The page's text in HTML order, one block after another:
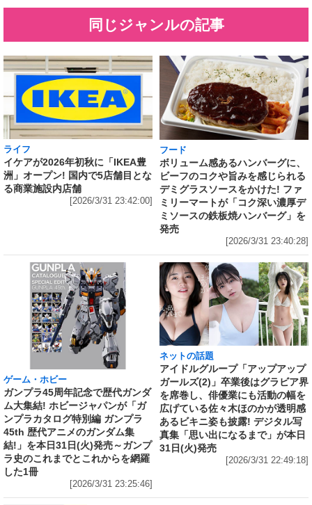
同じジャンルの記事
ライフ
イケアが2026年初秋に「IKEA豊
洲」オープン! 国内で5店舗目とな
る商業施設内店舗
[2026/3/31 23:42:00]
フード
ボリューム感あるハンバーグに、
ビーフのコクや旨みを感じられる
デミグラスソースをかけた! ファ
ミリーマートが「コク深い濃厚デ
ミソースの鉄板焼ハンバーグ」を
発売
[2026/3/31 23:40:28]
ゲーム・ホビー
ガンプラ45周年記念で歴代ガンダ
ム大集結! ホビージャパンが「ガ
ンプラカタログ特別編 ガンプラ
45th 歴代アニメのガンダム集
結!」を本日31日(火)発売～ガンプ
ラ史のこれまでとこれからを網羅
した1冊
[2026/3/31 23:25:46]
ネットの話題
アイドルグループ「アップアップ
ガールズ(2)」卒業後はグラビア界
を席巻し、俳優業にも活動の幅を
広げている佐々木ほのかが透明感
あるビキニ姿も披露! デジタル写
真集「思い出になるまで」が本日
31日(火)発売
[2026/3/31 22:49:18]